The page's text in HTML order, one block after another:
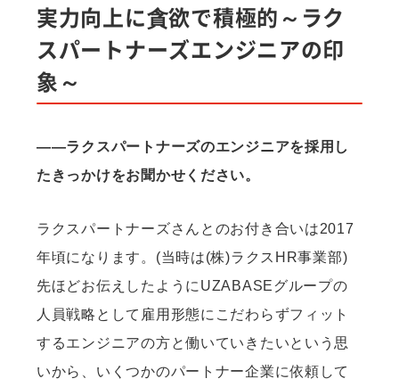
実力向上に貪欲で積極的～ラク
スパートナーズエンジニアの印
象～
——ラクスパートナーズのエンジニアを採用し
たきっかけをお聞かせください。
ラクスパートナーズさんとのお付き合いは2017
年頃になります。(当時は(株)ラクスHR事業部)
先ほどお伝えしたようにUZABASEグループの
人員戦略として雇用形態にこだわらずフィット
するエンジニアの方と働いていきたいという思
いから、いくつかのパートナー企業に依頼して